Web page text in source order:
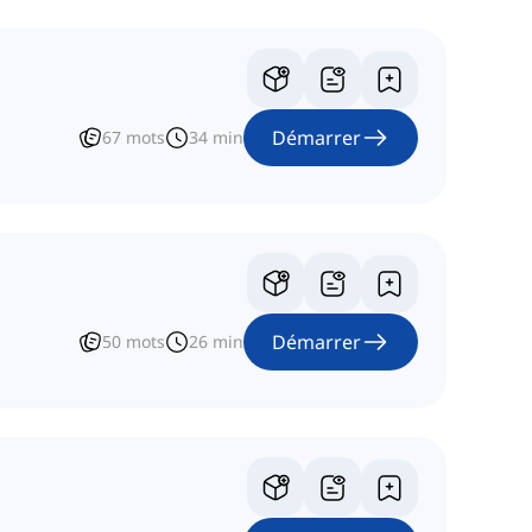
67 mots 34 min Démarrer
50 mots 26 min Démarrer